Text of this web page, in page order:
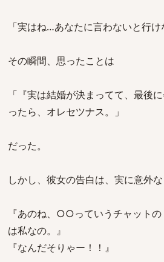
「実はね…あなたに言わないと行け
その瞬間、思ったことは
「『実は結婚が決まってて、最後
ったら、オレセツナス。」
だった。
しかし、彼女の告白は、実に意外な
『あのね、○○っていうチャット
は私なの。』
『なんだそりゃー！！』